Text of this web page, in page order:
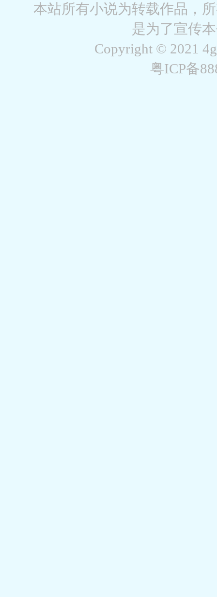
战争天堂 混元道纪 教练万岁 都市全能巨星 绝对交易 全职武神 位面复
本站所有小说为转载作品，
是为了宣传
Copyright © 2021
粤ICP备